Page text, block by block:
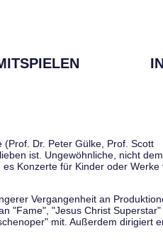
Dr. Peter Gülke, Prof. Scott
ist. Ungewöhnliche, nicht dem
Konzerte für Kinder oder Werke
Vergangenheit an
"Fame", "Jesus Christ Superstar"
mit. Außerdem dirigiert